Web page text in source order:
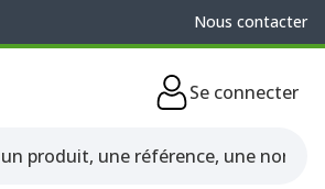
Nous contacter
Se connecter